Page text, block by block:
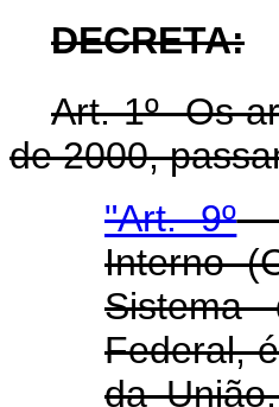
DECRETA:
Art. 1º Os
de 2000,
"Art. 9ºA
Interno
Sistema
Federal,
da